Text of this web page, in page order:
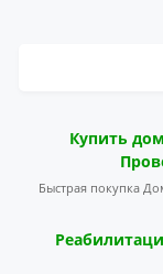
Купить
Быстрая покупка